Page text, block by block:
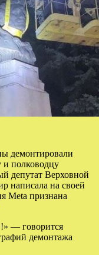
демонтировали
полководцу
депутат Верховной
написала на своей
Meta признана
— говорится
демонтажа